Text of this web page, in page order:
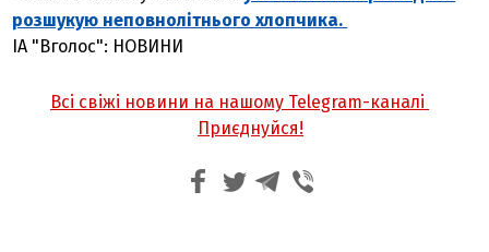
розшукую неповнолітнього хлопчика.
ІА "Вголос": НОВИНИ
Всі свіжі новини на нашому Telegram-каналі
Приєднуйся!